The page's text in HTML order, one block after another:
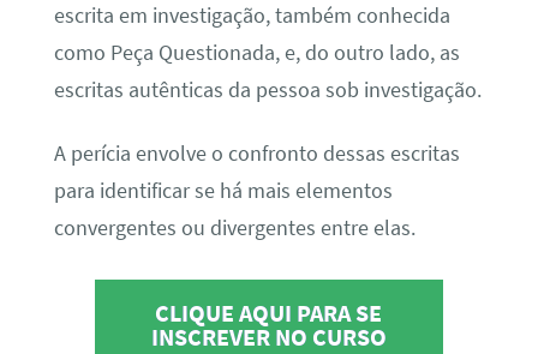
escrita em investigação, também conhecida
como Peça Questionada, e, do outro lado, as
escritas autênticas da pessoa sob investigação.
A perícia envolve o confronto dessas escritas
para identificar se há mais elementos
convergentes ou divergentes entre elas.
CLIQUE AQUI PARA SE
INSCREVER NO CURSO